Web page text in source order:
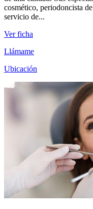
cosmético, periodoncista
servicio de...
Ver ficha
Llámame
Ubicación